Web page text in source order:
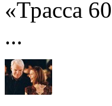
«Трасса
...